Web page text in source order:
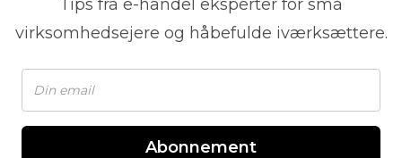
Tips fra e-handel eksperter for små
virksomhedsejere og håbefulde iværksættere.
Abonnement